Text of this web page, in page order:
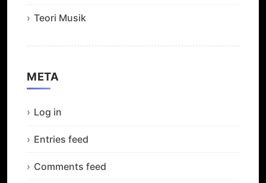
Teori Musik
META
Log in
Entries feed
Comments feed